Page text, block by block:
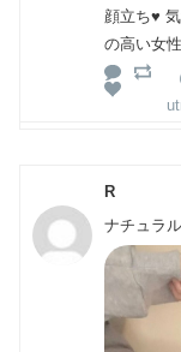
顔立ち♥
の高い女
R
ナチュラ